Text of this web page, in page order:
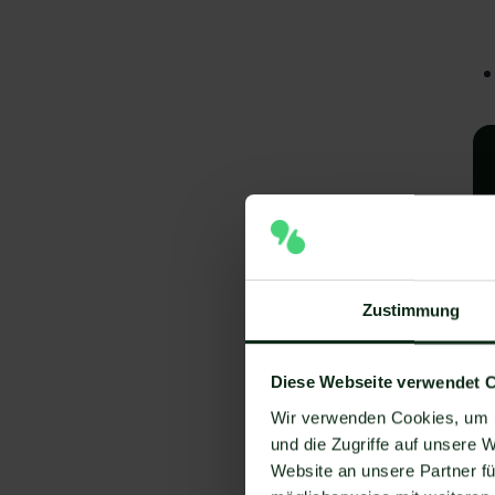
Zustimmung
Diese Webseite verwendet
Wir verwenden Cookies,
und die Zugriffe auf unsere
Website an unsere Partner